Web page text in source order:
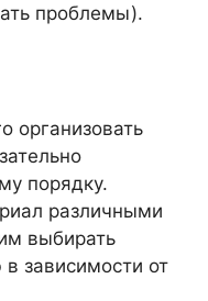
проблемы).
организовать
порядку.
различными
выбирать
зависимости от